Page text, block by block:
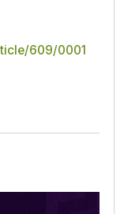
609/0001